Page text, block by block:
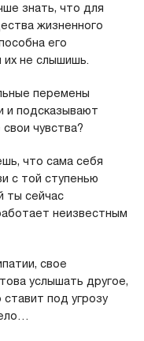
знать, что для
жизненного
его
не слышишь.
перемены
и подсказывают
чувства?
что сама себя
с той ступенью
ты сейчас
неизвестным
свое
услышать другое,
под угрозу